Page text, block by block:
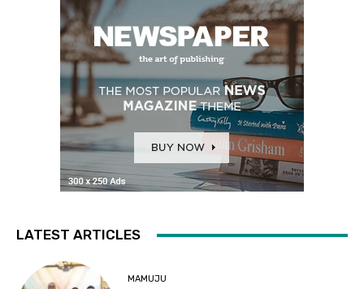
LATEST ARTICLES
MAMUJU